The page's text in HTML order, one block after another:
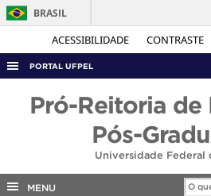
ACESSIBILIDADE CONTRASTE
BRASIL
PORTAL UFPEL
CONCURSOS
Pró-Reitoria de
Pós-
Universidade Federal
MENU